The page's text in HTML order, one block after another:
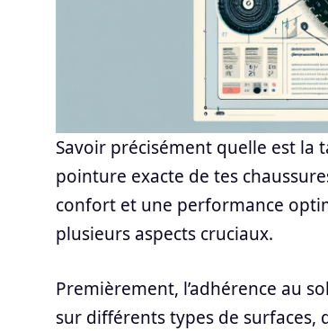
Savoir précisément quelle est la
pointure exacte de tes
confort et une performance
plusieurs aspects cruciaux.
Premièrement, l’adhérence au
sur différents types de surfaces,